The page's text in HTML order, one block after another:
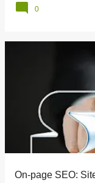
0
On-page SEO: